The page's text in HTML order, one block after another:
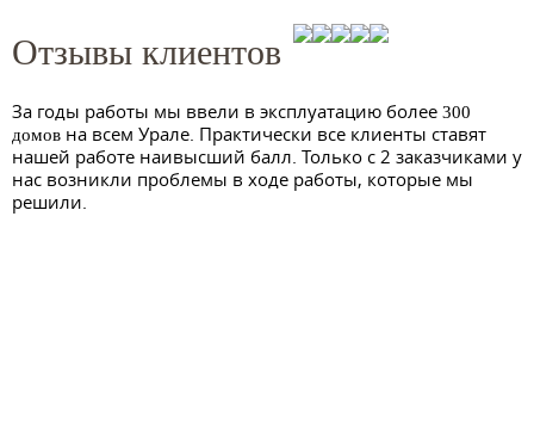
Отзывы клиентов
За годы работы мы ввели в эксплуатацию более 300
домов на всем Урале. Практически все клиенты ставят
нашей работе наивысший балл. Только с 2 заказчиками у
нас возникли проблемы в ходе работы, которые мы
решили.